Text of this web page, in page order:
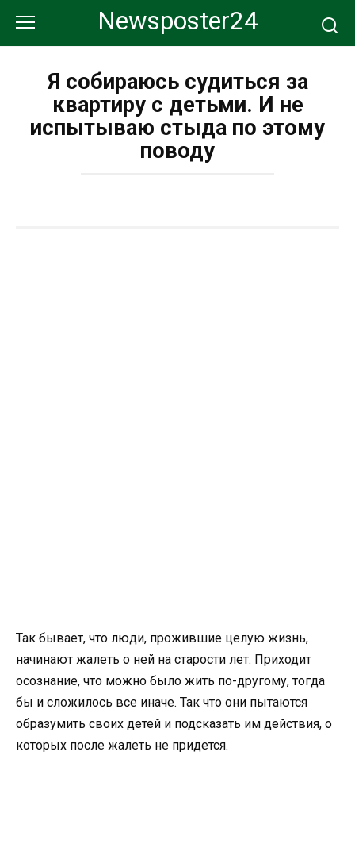
контенту
Newsposter24
Я собираюсь судиться за
квартиру с детьми. И не
испытываю стыда по этому
поводу
Так бывает, что люди, прожившие целую жизнь,
начинают жалеть о ней на старости лет. Приходит
осознание, что можно было жить по-другому, тогда
бы и сложилось все иначе. Так что они пытаются
образумить своих детей и подсказать им действия, о
которых после жалеть не придется.